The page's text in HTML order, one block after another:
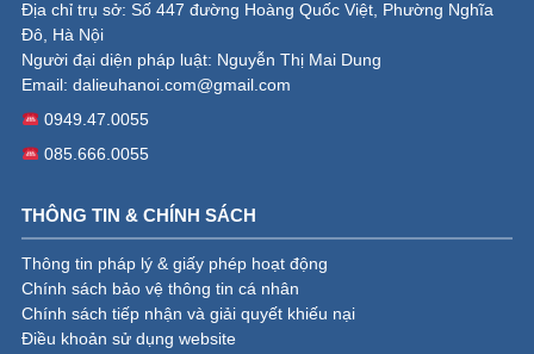
Địa chỉ trụ sở: Số 447 đường Hoàng Quốc Việt, Phường Nghĩa
Đô, Hà Nội
Người đại diện pháp luật: Nguyễn Thị Mai Dung
Email: dalieuhanoi.com@gmail.com
0949.47.0055
085.666.0055
THÔNG TIN & CHÍNH SÁCH
Thông tin pháp lý & giấy phép hoạt động
Chính sách bảo vệ thông tin cá nhân
Chính sách tiếp nhận và giải quyết khiếu nại
Điều khoản sử dụng website